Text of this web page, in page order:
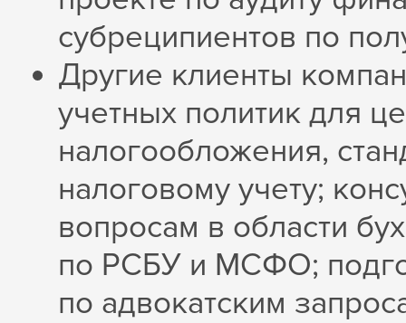
субреципиентов по
Другие клиенты
учетных политик для
налогообложения,
налоговому учету;
вопросам в области
по РСБУ и МСФО;
по адвокатским